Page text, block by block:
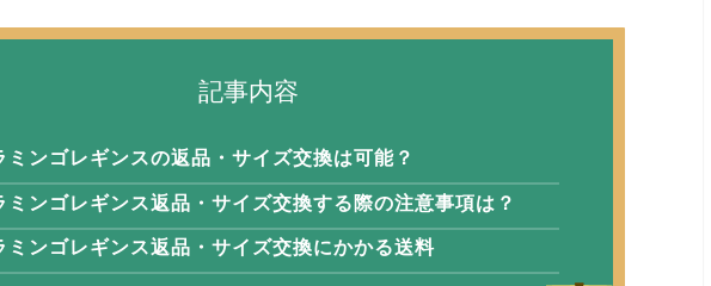
記事内容
ミンゴレギンスの返品・サイズ交換は可能？
ミンゴレギンス返品・サイズ交換する際の注意事項は？
ミンゴレギンス返品・サイズ交換にかかる送料